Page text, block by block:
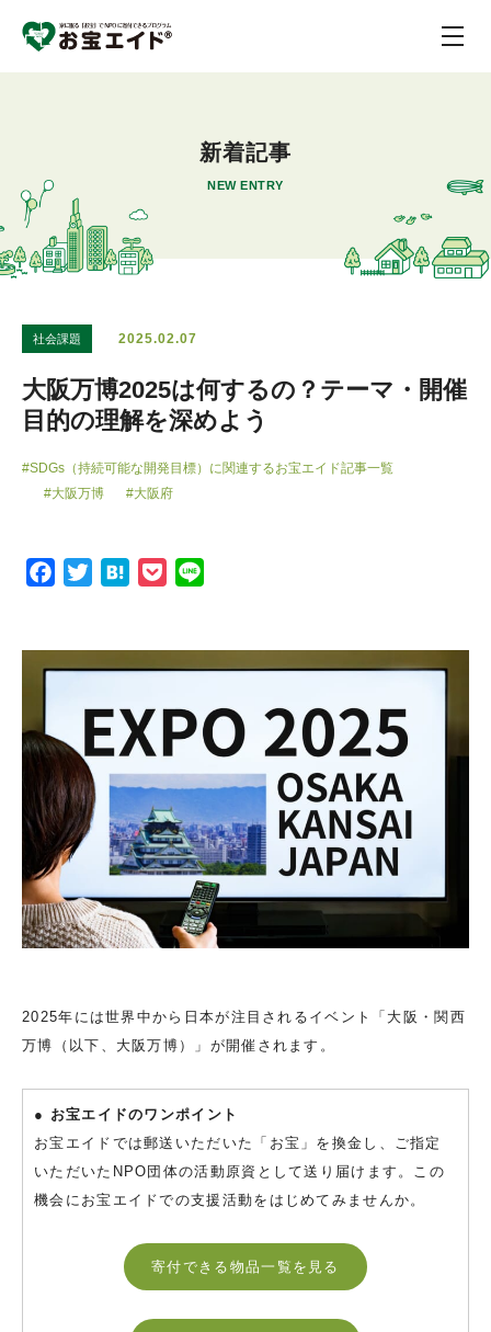
新着記事
NEW ENTRY
社会課題 2025.02.07
大阪万博2025は何するの？テーマ・開催
目的の理解を深めよう
#SDGs（持続可能な開発目標）に関連するお宝エイド記事一覧
#大阪万博
#大阪府
o
k
e
a
t
2025年には世界中から日本が注目されるイベント「大阪・関西
万博（以下、大阪万博）」が開催されます。
● お宝エイドのワンポイント
お宝エイドでは郵送いただいた「お宝」を換金し、ご指定
いただいたNPO団体の活動原資として送り届けます。この
機会にお宝エイドでの支援活動をはじめてみませんか。
寄付できる物品一覧を見る